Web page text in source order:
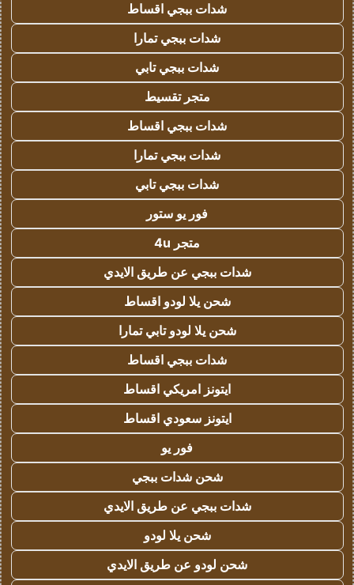
شدات ببجي اقساط
شدات ببجي تمارا
شدات ببجي تابي
متجر تقسيط
شدات ببجي اقساط
شدات ببجي تمارا
شدات ببجي تابي
فور يو ستور
متجر 4u
شدات ببجي عن طريق الايدي
شحن يلا لودو اقساط
شحن يلا لودو تابي تمارا
شدات ببجي اقساط
ايتونز امريكي اقساط
ايتونز سعودي اقساط
فور يو
شحن شدات ببجي
شدات ببجي عن طريق الايدي
شحن يلا لودو
شحن لودو عن طريق الايدي